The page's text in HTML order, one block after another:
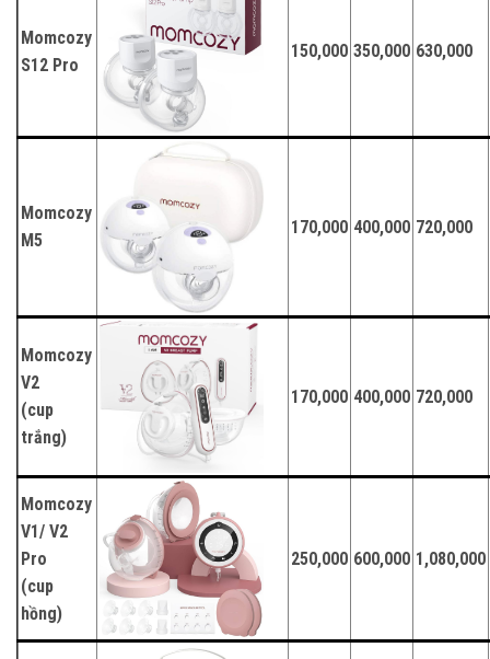
Momcozy
S12 Pro
150,000 350,000 630,000
Momcozy
M5
170,000 400,000 720,000
Momcozy
V2
(cup
trắng)
170,000 400,000 720,000
Momcozy
V1/ V2
Pro
(cup
hồng)
250,000 600,000 1,080,000